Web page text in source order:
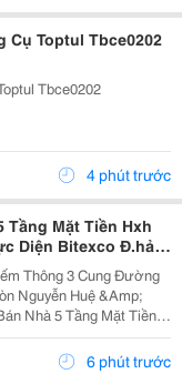
Cụ Toptul Tbce0202
Tbce0202
4 phút trước
Tầng Mặt Tiền Hxh
Diện Bitexco Đ.hải
Huệ- Dt
Thông 3 Cung Đường
Nguyễn Huệ &Amp;
Nhà 5 Tầng Mặt Tiền
Nghi, P.sài Gòn -
Giang Giang - Diện Tích: 70M2 - Ngang...
6 phút trước